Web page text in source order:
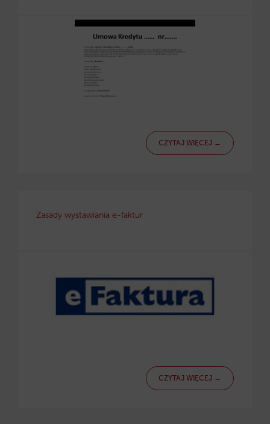
CZYTAJ WIĘCEJ →
Zasady wystawiania e-faktur
CZYTAJ WIĘCEJ →